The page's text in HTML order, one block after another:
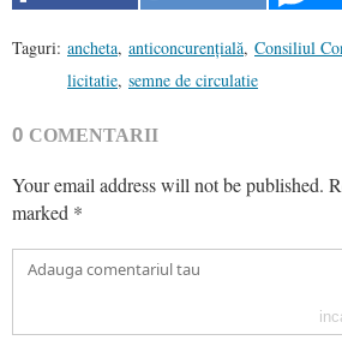
Taguri: ancheta, anticoncurențială, Consiliul
licitatie, semne de circulatie
0 COMENTARII
Your email address will not be published.
marked *